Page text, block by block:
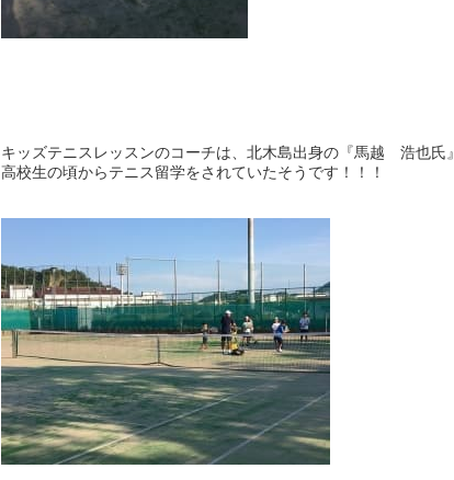
キッズテニスレッスンのコーチは、北木島出身の『馬越 浩也氏』
高校生の頃からテニス留学をされていたそうです！！！